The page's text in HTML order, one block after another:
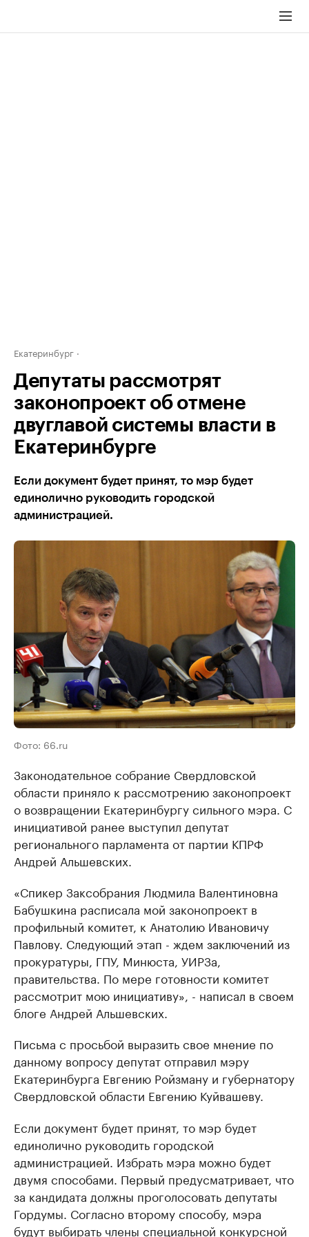
Екатеринбург
Депутаты рассмотрят
законопроект об отмене
двуглавой системы власти в
Екатеринбурге
Если документ будет принят, то мэр будет
единолично руководить городской
администрацией.
Фото: 66.ru
Законодательное собрание Свердловской
области приняло к рассмотрению законопроект
о возвращении Екатеринбургу сильного мэра. С
инициативой ранее выступил депутат
регионального парламента от партии КПРФ
Андрей Альшевских.
«Спикер Заксобрания Людмила Валентиновна
Бабушкина расписала мой законопроект в
профильный комитет, к Анатолию Ивановичу
Павлову. Следующий этап - ждем заключений из
прокуратуры, ГПУ, Минюста, УИРЗа,
правительства. По мере готовности комитет
рассмотрит мою инициативу», - написал в своем
блоге Андрей Альшевских.
Письма с просьбой выразить свое мнение по
данному вопросу депутат отправил мэру
Екатеринбурга Евгению Ройзману и губернатору
Свердловской области Евгению Куйвашеву.
Если документ будет принят, то мэр будет
единолично руководить городской
администрацией. Избрать мэра можно будет
двумя способами. Первый предусматривает, что
за кандидата должны проголосовать депутаты
Гордумы. Согласно второму способу, мэра
будут выбирать члены специальной конкурсной